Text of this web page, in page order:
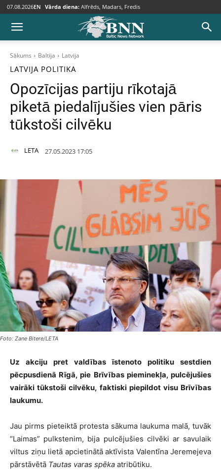
07.08.2026EN Vārda diena: Alfrēds, Madars, Fredis
Sākums Baltija Latvija
LATVIJA POLITIKA
Opozīcijas partiju rīkotajā
piketā piedalījušies vien pāris
tūkstoši cilvēku
LETA 27.05.2023 17:05
Foto: Zane Bitere/LETA
Uz akciju pret valdības īstenoto politiku sestdien
pēcpusdienā Rīgā, pie Brīvības pieminekļa, pulcējušies
vairāki tūkstoši cilvēku, faktiski piepildot visu Brīvības
laukumu.
Jau pirms pieteiktā protesta sākuma laukuma malā, tuvāk
“Laimas” pulkstenim, bija pulcējušies cilvēki ar savulaik
viltus ziņu lietā apcietinātā aktīvista Valentīna Jeremejeva
pārstāvētā Tautas varas spēka atribūtiku.